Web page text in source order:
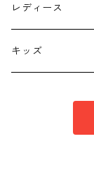
トップス
ボトムス
レディース
トップス
キッズ